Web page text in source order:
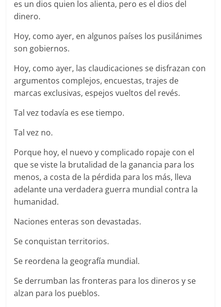
es un dios quien los alienta, pero es el dios del
dinero.
Hoy, como ayer, en algunos países los pusilánimes
son gobiernos.
Hoy, como ayer, las claudicaciones se disfrazan con
argumentos complejos, encuestas, trajes de
marcas exclusivas, espejos vueltos del revés.
Tal vez todavía es ese tiempo.
Tal vez no.
Porque hoy, el nuevo y complicado ropaje con el
que se viste la brutalidad de la ganancia para los
menos, a costa de la pérdida para los más, lleva
adelante una verdadera guerra mundial contra la
humanidad.
Naciones enteras son devastadas.
Se conquistan territorios.
Se reordena la geografía mundial.
Se derrumban las fronteras para los dineros y se
alzan para los pueblos.